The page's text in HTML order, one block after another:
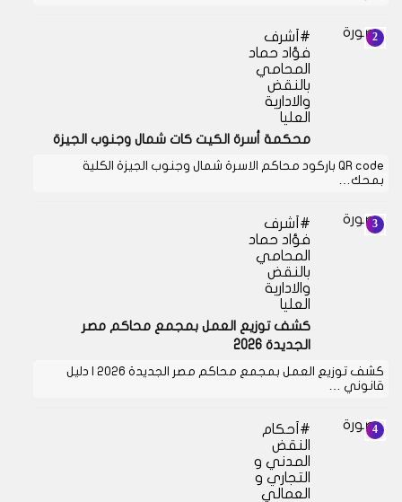
أشرف
فؤاد حماد
المحامي
بالنقض
والادارية
العليا
محكمة أسرة الكيت كات شمال وجنوب الجيزة
QR code باركود محاكم الاسرة شمال وجنوب الجيزة الكلية
بمحك…
أشرف
فؤاد حماد
المحامي
بالنقض
والادارية
العليا
كشف توزيع العمل بمجمع محاكم مصر
الجديدة 2026
كشف توزيع العمل بمجمع محاكم مصر الجديدة 2026 | دليل
قانوني …
أحكام
النقض
المدني و
التجاري و
العمالي